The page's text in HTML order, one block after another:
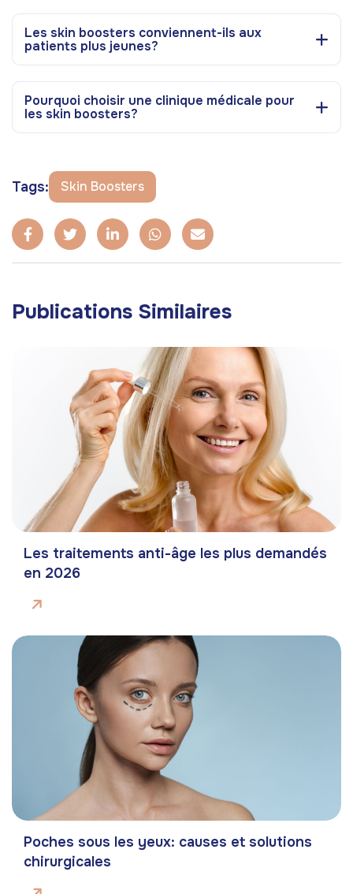
Les skin boosters conviennent-ils aux
patients plus jeunes?
Pourquoi choisir une clinique médicale pour
les skin boosters?
Tags: Skin Boosters
Publications Similaires
Les traitements anti-âge les plus demandés
en 2026
Poches sous les yeux: causes et solutions
chirurgicales